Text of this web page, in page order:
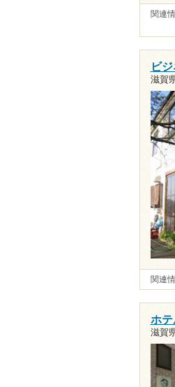
関連
ビ
滋賀
関連
ホ
滋賀